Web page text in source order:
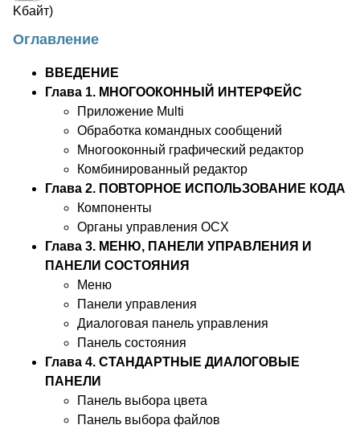
Kбайт)
Оглавление
ВВЕДЕНИЕ
Глава 1. МНОГООКОННЫЙ ИНТЕРФЕЙС
Приложение Multi
Обработка командных сообщений
Многооконный графический редактор
Комбинированный редактор
Глава 2. ПОВТОРНОЕ ИСПОЛЬЗОВАНИЕ КОДА
Компоненты
Органы управления OCX
Глава 3. МЕНЮ, ПАНЕЛИ УПРАВЛЕНИЯ И
ПАНЕЛИ СОСТОЯНИЯ
Меню
Панели управления
Диалоговая панель управления
Панель состояния
Глава 4. СТАНДАРТНЫЕ ДИАЛОГОВЫЕ
ПАНЕЛИ
Панель выбора цвета
Панель выбора файлов